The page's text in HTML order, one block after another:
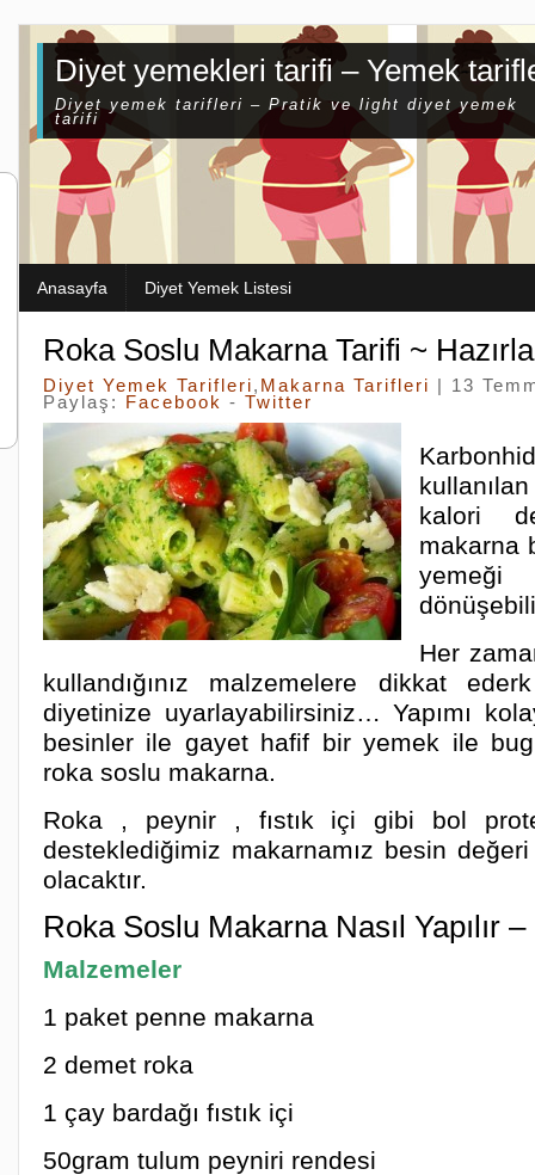
Diyet yemekleri tarifi – Yemek
Diyet yemek tarifleri – Pratik ve light diyet yemek
tarifi
Anasayfa Diyet Yemek Listesi
Roka Soslu Makarna Tarifi ~
Diyet Yemek Tarifleri, Makarna Tarifleri
| 13
Paylaş:
Facebook - Twitter
kalori
makarna
Her
kullandığınız malzemelere dikkat
diyetinize uyarlayabilirsiniz… Yapımı
besinler ile gayet hafif bir yemek ile
roka soslu makarna.
Roka , peynir , fıstık içi gibi bol
desteklediğimiz makarnamız besin
olacaktır.
Roka Soslu Makarna Nasıl Yapılır
Malzemeler
1 paket penne makarna
2 demet roka
1 çay bardağı fıstık içi
50gram tulum peyniri rendesi